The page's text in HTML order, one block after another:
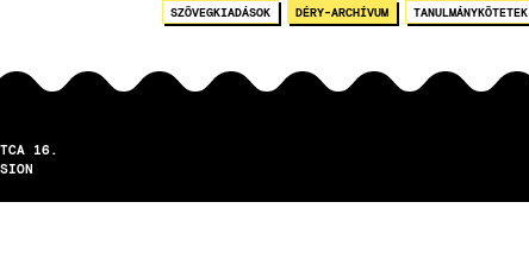
SZÖVEGKIADÁSOK DÉRY-ARCHÍVUM TANULMÁNYKÖTETEK
16.